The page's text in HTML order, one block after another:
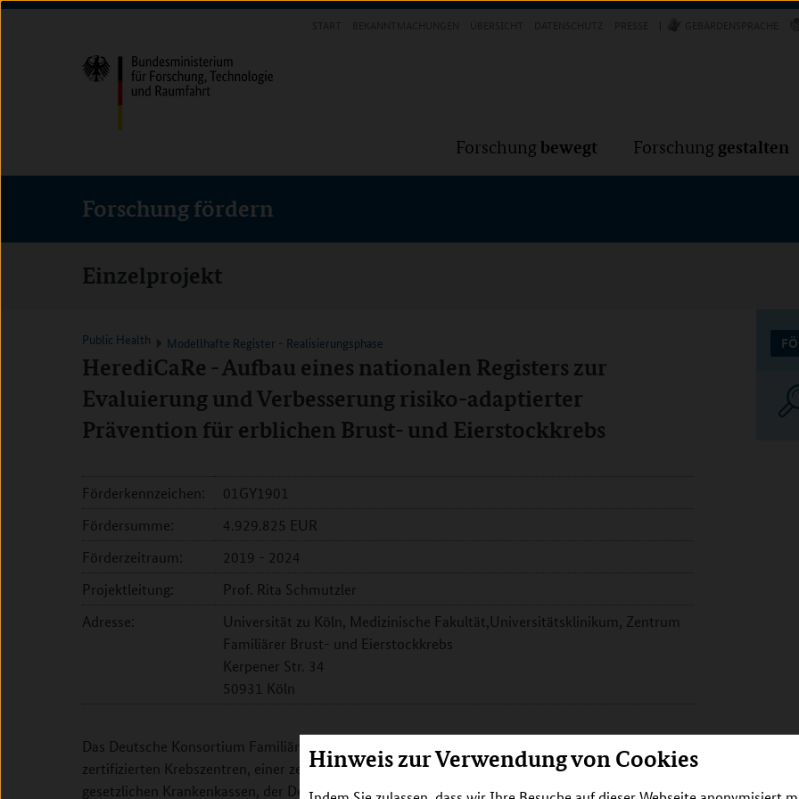
Hinweis zur Verwendung von Cookies
Direkt
(Eingabetaste)
Direkt
(Eingabetaste)
Direkt
(Eingabetaste)
Forschung bewegt Forschung gestalten
Forschung fördern
Einzelprojekt
Public Health Modellhafte Register - Realisierungsphase
HerediCaRe - Aufbau eines nationalen Registers zur
Evaluierung und Verbesserung risiko-adaptierter
Prävention für erblichen Brust- und Eierstockkrebs
Förderkennzeichen:
01GY1901
Fördersumme:
4.929.825 EUR
Förderzeitraum:
2019 - 2024
Projektleitung:
Prof. Rita Schmutzler
Adresse:
Universität zu Köln, Medizinische Fakultät,Universitätsklinikum, Zentrum
Familiärer Brust- und Eierstockkrebs
Kerpener Str. 34
50931 Köln
Das Deutsche Konsortium Familiärer Brust- und Eierstockkrebs wird in Zusammenarbeit mit
zertifizierten Krebszentren, einer zentralen Kerneinheit für Dokumentation und Biostatistik, den
gesetzlichen Krankenkassen, der Deutschen Krebsgesellschaft und der Selbsthilfegruppe
Forschung Forschung